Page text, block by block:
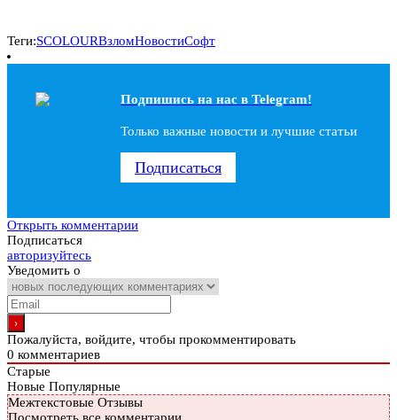
Теги:SCOLOURВзломНовостиСофт
Подпишись на наc в Telegram!
Только важные новости и лучшие статьи
Подписаться
Открыть комментарии
Подписаться
авторизуйтесь
Уведомить о
Пожалуйста, войдите, чтобы прокомментировать
0 комментариев
Старые
Новые Популярные
Межтекстовые Отзывы